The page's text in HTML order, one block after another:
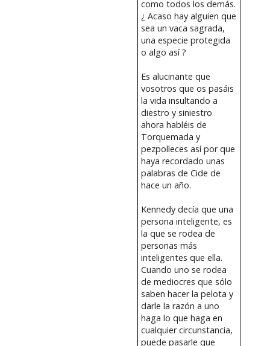
como todos los demás.
¿ Acaso hay alguien que
sea un vaca sagrada,
una especie protegida
o algo así ?
Es alucinante que
vosotros que os pasáis
la vida insultando a
diestro y siniestro
ahora habléis de
Torquemada y
pezpolleces así por que
haya recordado unas
palabras de Cide de
hace un año.
Kennedy decía que una
persona inteligente, es
la que se rodea de
personas más
inteligentes que ella.
Cuando uno se rodea
de mediocres que sólo
saben hacer la pelota y
darle la razón a uno
haga lo que haga en
cualquier circunstancia,
puede pasarle que